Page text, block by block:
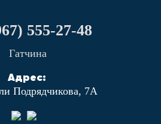
555-27-48
Гатчина
Адрес:
Подрядчикова, 7А